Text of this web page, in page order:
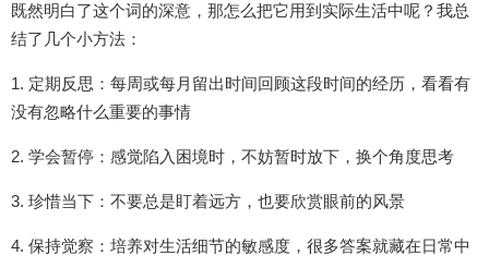
既然明白了这个词的深意，那怎么把它用到实际生活中呢？我总
结了几个小方法：
1. 定期反思：每周或每月留出时间回顾这段时间的经历，看看有
没有忽略什么重要的事情
2. 学会暂停：感觉陷入困境时，不妨暂时放下，换个角度思考
3. 珍惜当下：不要总是盯着远方，也要欣赏眼前的风景
4. 保持觉察：培养对生活细节的敏感度，很多答案就藏在日常中